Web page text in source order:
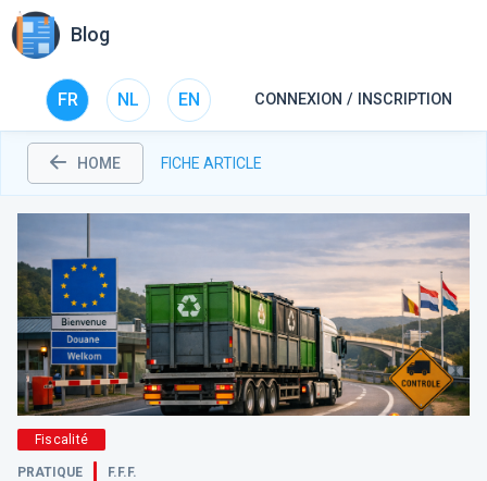
Blog
FR NL EN CONNEXION / INSCRIPTION
HOME FICHE ARTICLE
Fiscalité
PRATIQUE F.F.F.